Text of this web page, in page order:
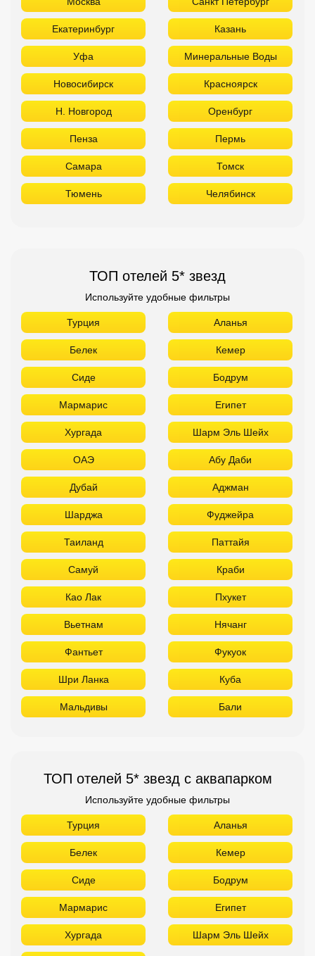
Екатеринбург Казань
Уфа Минеральные Воды
Новосибирск Красноярск
Н. Новгород Оренбург
Пенза Пермь
Самара Томск
Тюмень Челябинск
ТОП отелей 5* звезд
Используйте удобные фильтры
Турция Аланья
Белек Кемер
Сиде Бодрум
Мармарис Египет
Хургада Шарм Эль Шейх
ОАЭ Абу Даби
Дубай Аджман
Шарджа Фуджейра
Таиланд Паттайя
Самуй Краби
Као Лак Пхукет
Вьетнам Нячанг
Фантьет Фукуок
Шри Ланка Куба
Мальдивы Бали
ТОП отелей 5* звезд с аквапарком
Используйте удобные фильтры
Турция Аланья
Белек Кемер
Сиде Бодрум
Мармарис Египет
Хургада Шарм Эль Шейх